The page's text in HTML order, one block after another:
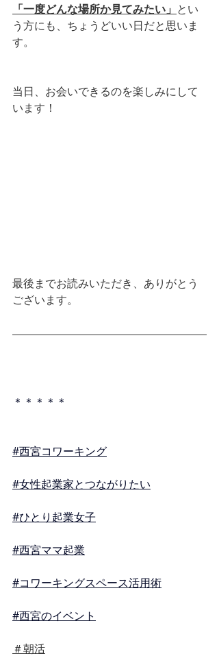
「一度どんな場所か見てみたい」 とい
う方にも、ちょうどいい日だと思いま
す。
当日、お会いできるのを楽しみにして
います！
最後までお読みいただき、ありがとう
ございます。
＊＊＊＊＊
#西宮コワーキング
#女性起業家とつながりたい
#ひとり起業女子
#西宮ママ起業
#コワーキングスペース活用術
#西宮のイベント
＃朝活